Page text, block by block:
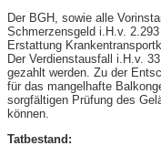
Der BGH, sowie alle
Schmerzensgeld i.H.v.
Erstattung
Der Verdienstausfall i.H.v.
gezahlt werden. Zu der
für das mangelhafte
sorgfältigen Prüfung des
können.
Tatbestand: